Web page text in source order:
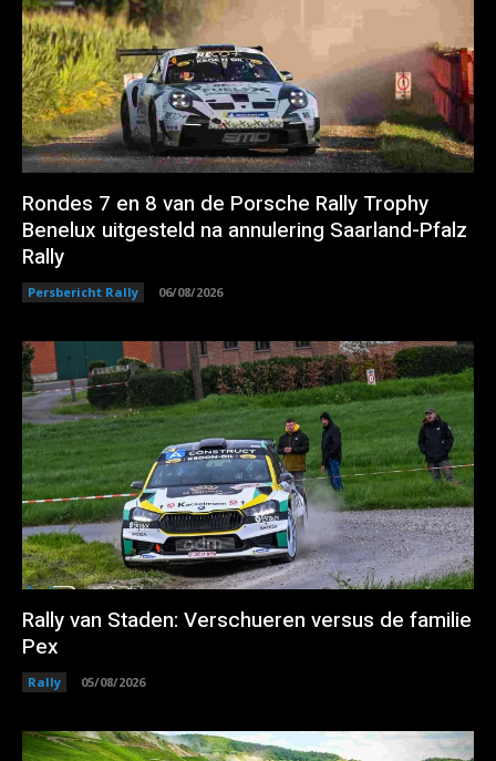
Rondes 7 en 8 van de Porsche Rally Trophy
Benelux uitgesteld na annulering Saarland-Pfalz
Rally
Persbericht Rally 06/08/2026
Rally van Staden: Verschueren versus de familie
Pex
Rally 05/08/2026